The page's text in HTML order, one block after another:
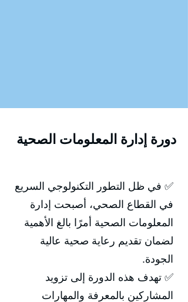
دورة إدارة المعلومات الصحية
✅ في ظل التطور التكنولوجي السريع
في القطاع الصحي، أصبحت إدارة
المعلومات الصحية أمرًا بالغ الأهمية
لضمان تقديم رعاية صحية عالية
الجودة.
✅ تهدف هذه الدورة إلى تزويد
المشاركين بالمعرفة والمهارات